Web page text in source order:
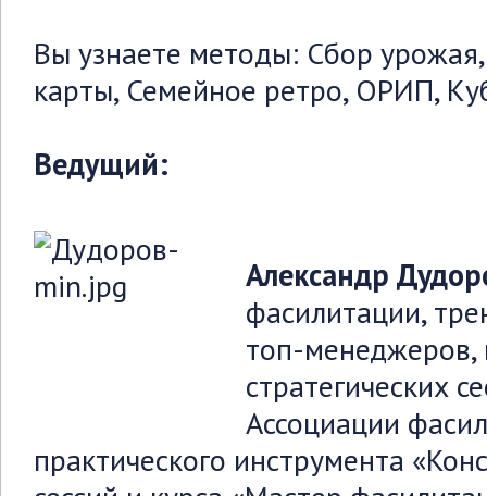
Вы узнаете методы: Сбор
карты, Семейное ретро, ОРИП,
Ведущий:
Александр
фасилитации,
топ-
стратегических
Ассоциации
практического инструмента